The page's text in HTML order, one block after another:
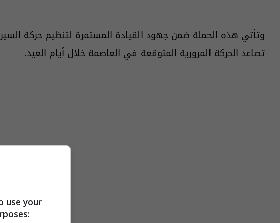
وتأتي هذه الحملة ضمن جهود القيادة المستمرة لتنظيم حركة السير
تصاعد الحركة المرورية المتوقعة في العاصمة خلال أيام العيد.
use your